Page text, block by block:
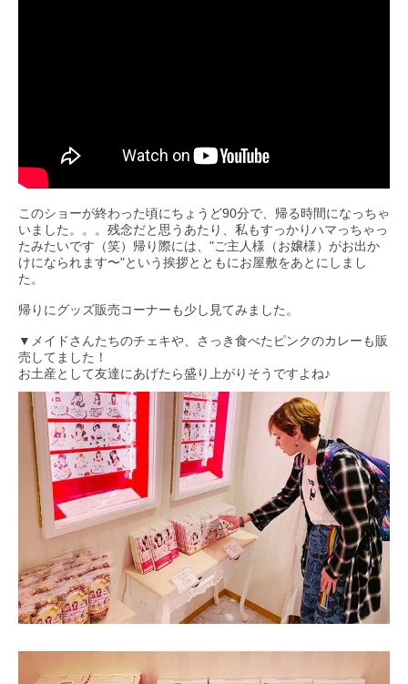
このショーが終わった頃にちょうど90分で、帰る時間になっちゃ
いました。。。残念だと思うあたり、私もすっかりハマっちゃっ
たみたいです（笑）帰り際には、"ご主人様（お嬢様）がお出か
けになられます〜"という挨拶とともにお屋敷をあとにしまし
た。
帰りにグッズ販売コーナーも少し見てみました。
▼メイドさんたちのチェキや、さっき食べたピンクのカレーも販
売してました！
お土産として友達にあげたら盛り上がりそうですよね♪